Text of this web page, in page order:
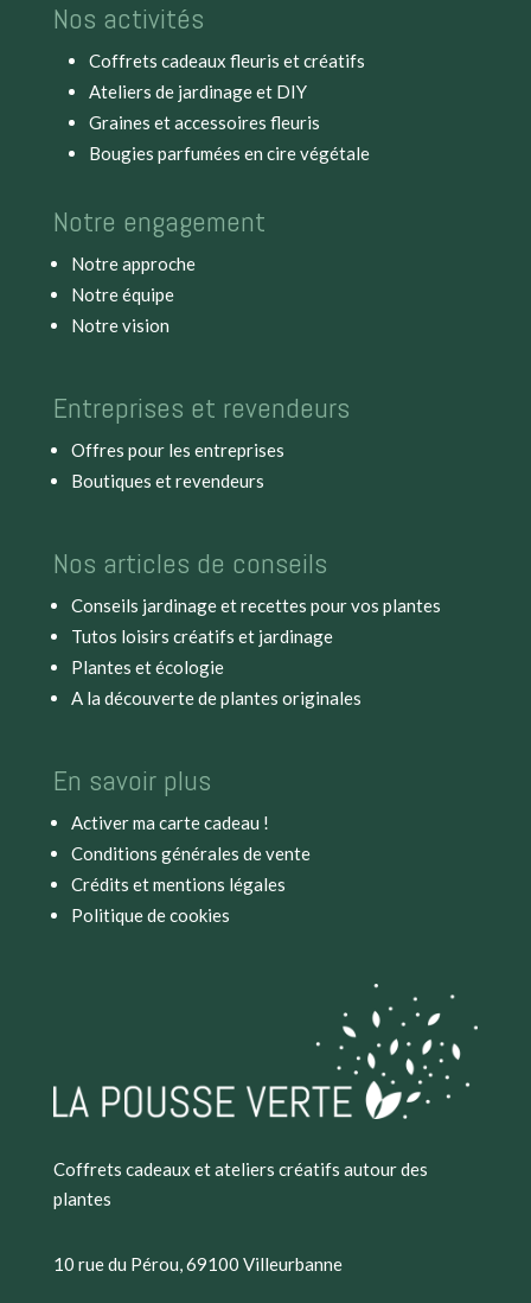
Nos activités
Coffrets cadeaux fleuris et créatifs
Ateliers de jardinage et DIY
Graines et accessoires fleuris
Bougies parfumées en cire végétale
Notre engagement
Notre approche
Notre équipe
Notre vision
Entreprises et revendeurs
Offres pour les entreprises
Boutiques et revendeurs
Nos articles de conseils
Conseils jardinage et recettes pour vos plantes
Tutos loisirs créatifs et jardinage
Plantes et écologie
A la découverte de plantes originales
En savoir plus
Activer ma carte cadeau !
Conditions générales de vente
Crédits et mentions légales
Politique de cookies
Coffrets cadeaux et ateliers créatifs autour des
plantes
10 rue du Pérou, 69100 Villeurbanne